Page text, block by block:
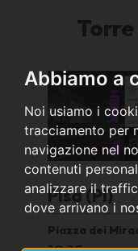
Abbiamo a
Noi usiamo i
tracciamento per
navigazione nel
contenuti
analizzare il
dove arrivano i
Torre
Pisa (PI)
Piazza dei